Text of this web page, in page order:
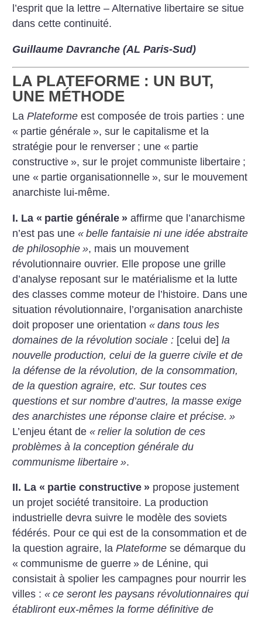
l’esprit que la lettre – Alternative libertaire se situe
dans cette continuité.
Guillaume Davranche (AL Paris-Sud)
LA PLATEFORME : UN BUT,
UNE MÉTHODE
LaPlateforme est composée de trois parties : une
« partie générale », sur le capitalisme et la
stratégie pour le renverser ; une « partie
constructive », sur le projet communiste libertaire ;
une « partie organisationnelle », sur le mouvement
anarchiste lui-même.
I. La « partie générale » affirme que l’anarchisme
n’est pas une« belle fantaisie ni une idée abstraite
de philosophie », mais un mouvement
révolutionnaire ouvrier. Elle propose une grille
d’analyse reposant sur le matérialisme et la lutte
des classes comme moteur de l’histoire. Dans une
situation révolutionnaire, l’organisation anarchiste
doit proposer une orientation« dans tous les
domaines de la révolution sociale : [celui de]la
nouvelle production, celui de la guerre civile et de
la défense de la révolution, de la consommation,
de la question agraire, etc. Sur toutes ces
questions et sur nombre d’autres, la masse exige
des anarchistes une réponse claire et précise. »
L’enjeu étant de« relier la solution de ces
problèmes à la conception générale du
communisme libertaire ».
II. La « partie constructive » propose justement
un projet société transitoire. La production
industrielle devra suivre le modèle des soviets
fédérés. Pour ce qui est de la consommation et de
la question agraire, laPlateforme se démarque du
« communisme de guerre » de Lénine, qui
consistait à spolier les campagnes pour nourrir les
villes :« ce seront les paysans révolutionnaires qui
établiront eux-mêmes la forme définitive de